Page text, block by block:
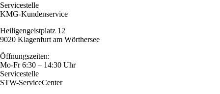
Servicestelle
KMG-Kundenservice
Heiligengeistplatz 12
9020 Klagenfurt am Wörthersee
Öffnungszeiten:
Mo-Fr 6:30 – 14:30 Uhr
Servicestelle
STW-ServiceCenter